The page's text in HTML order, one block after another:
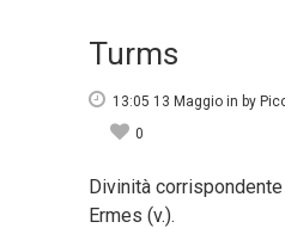
Turms
13:05 13 Maggio in by
0
Divinità
Ermes (v.).